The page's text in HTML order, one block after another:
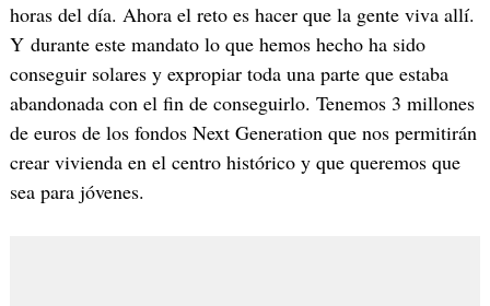
horas del día. Ahora el reto es hacer que la gente viva allí.
Y durante este mandato lo que hemos hecho ha sido
conseguir solares y expropiar toda una parte que estaba
abandonada con el fin de conseguirlo. Tenemos 3 millones
de euros de los fondos Next Generation que nos permitirán
crear vivienda en el centro histórico y que queremos que
sea para jóvenes.